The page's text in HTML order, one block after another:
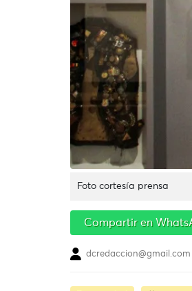
Foto cortesía prensa
Compartir en
dcredaccion@gmail.com